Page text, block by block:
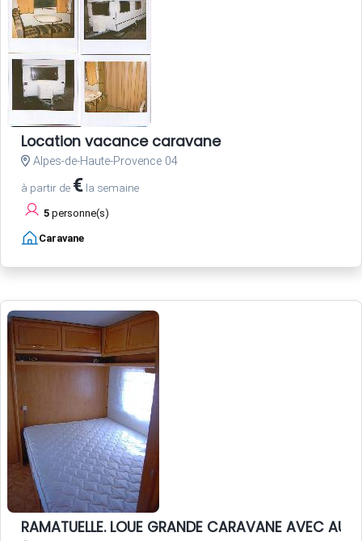
Location vacance caravane
Alpes-de-Haute-Provence 04
à partir de € la semaine
5 personne(s)
Caravane
RAMATUELLE. LOUE GRANDE CARAVANE AVEC